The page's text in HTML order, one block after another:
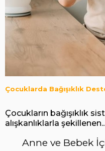
Çocuklarda Bağışıklık
Çocukların bağışıklık
alışkanlıklarla
Anne ve Bebek